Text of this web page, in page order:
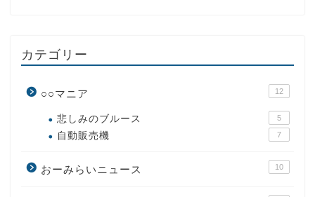
カテゴリー
○○マニア 12
悲しみのブルース 5
自動販売機 7
おーみらいニュース 10